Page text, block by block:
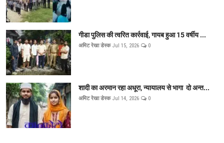
गीडा पुलिस की त्वरित कार्रवाई, गायब हुआ 15 वर्षीय ...
अमिट रेखा डेस्क Jul 15, 2026 0
शादी का अरमान रहा अधूरा, न्यायालय से भागा दो अन्त...
अमिट रेखा डेस्क Jul 14, 2026 0